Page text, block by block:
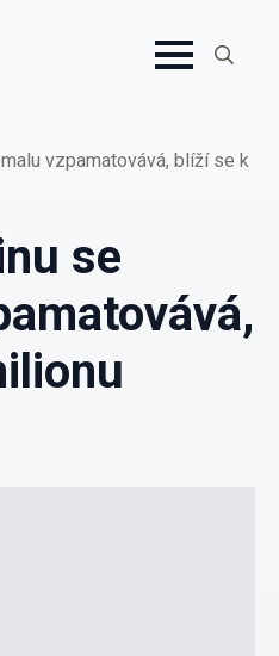
vzpamatovává, blíží se k
se